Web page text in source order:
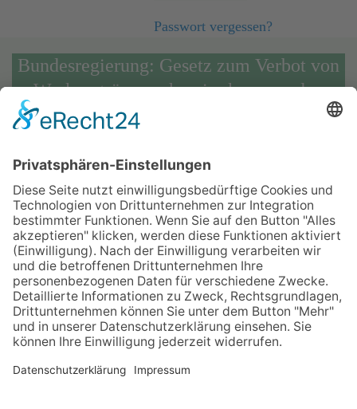
Passwort vergessen?
Bundesregierung: Gesetz zum Verbot von
Werkverträgen schon im kommenden
Um die Zustände in der Fleischwirtschaft rasch zu
ändern, will Bundesarbeitsminister Hubertus Heil
im Juli bereits ein Gesetz zum Verbot von
Werkverträgen und Leiharbeit vorlegen. Aus seiner
Sicht könne das Gesetz dann in diesem Jahr in
Kraft treten.
Quelle:tagesschau.de